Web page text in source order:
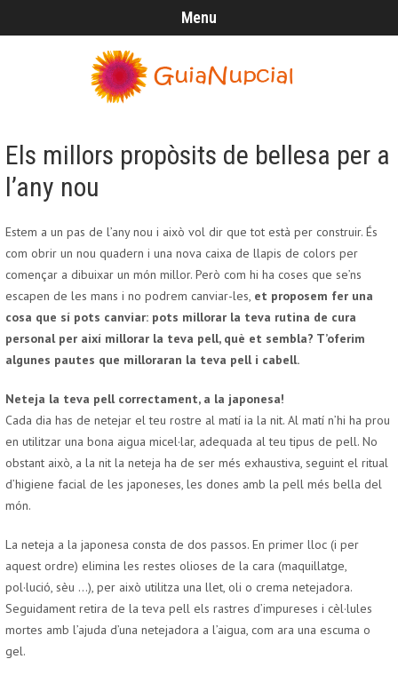
Menu
Els millors propòsits de bellesa per a
l’any nou
Estem a un pas de l’any nou i això vol dir que tot està per construir. És
com obrir un nou quadern i una nova caixa de llapis de colors per
començar a dibuixar un món millor. Però com hi ha coses que se’ns
escapen de les mans i no podrem canviar-les, et proposem fer una
cosa que sí pots canviar: pots millorar la teva rutina de cura
personal per així millorar la teva pell, què et sembla? T’oferim
algunes pautes que milloraran la teva pell i cabell.
Neteja la teva pell correctament, a la japonesa!
Cada dia has de netejar el teu rostre al matí ia la nit. Al matí n’hi ha prou
en utilitzar una bona aigua micel·lar, adequada al teu tipus de pell. No
obstant això, a la nit la neteja ha de ser més exhaustiva, seguint el ritual
d’higiene facial de les japoneses, les dones amb la pell més bella del
món.
La neteja a la japonesa consta de dos passos. En primer lloc (i per
aquest ordre) elimina les restes olioses de la cara (maquillatge,
pol·lució, sèu …), per això utilitza una llet, oli o crema netejadora.
Seguidament retira de la teva pell els rastres d’impureses i cèl·lules
mortes amb l’ajuda d’una netejadora a l’aigua, com ara una escuma o
gel.